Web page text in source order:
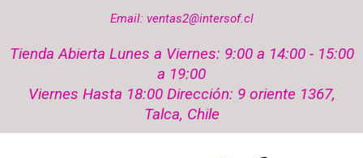
Email: ventas2@intersof.cl
Tienda Abierta Lunes a Viernes: 9:00 a 14:00 - 15:00
a 19:00
Viernes Hasta 18:00 Dirección: 9 oriente 1367,
Talca, Chile